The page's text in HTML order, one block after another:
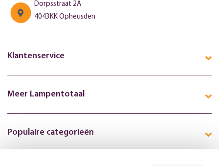
Dorpsstraat 2A
4043KK Opheusden
Klantenservice
Meer Lampentotaal
Populaire categorieën